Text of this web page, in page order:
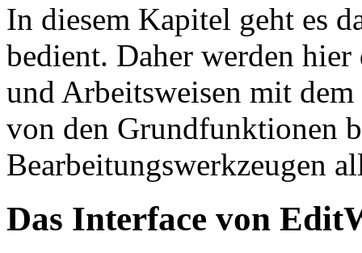
In diesem Kapitel geht es
bedient. Daher werden
und Arbeitsweisen mit
von den Grundfunktionen
Bearbeitungswerkzeugen
Das Interface von